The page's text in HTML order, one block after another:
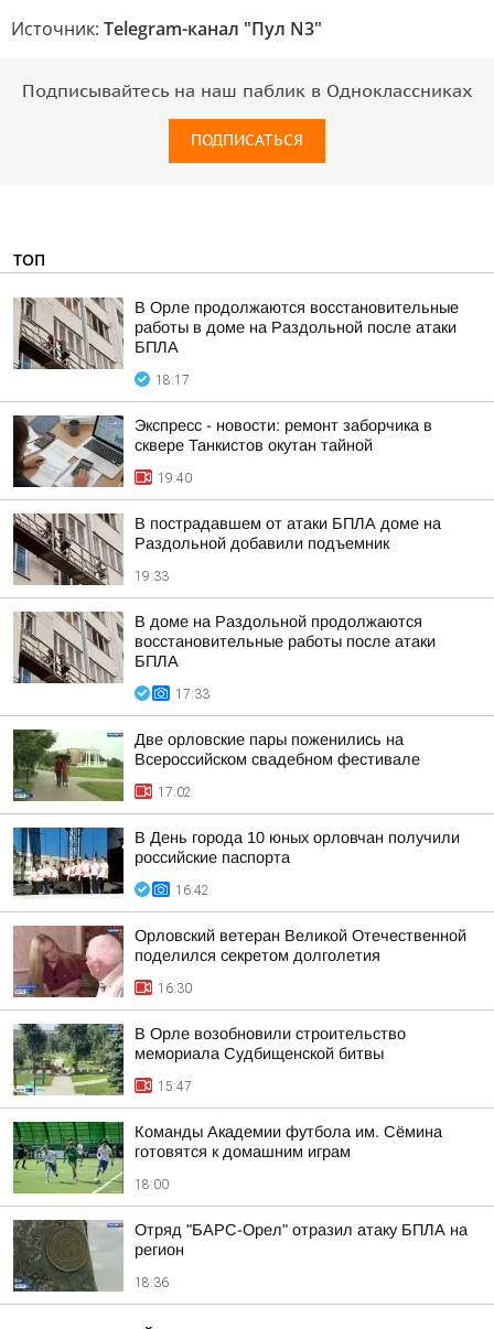
Источник: Telegram-канал "Пул N3"
Подписывайтесь на наш паблик в Одноклассниках
ПОДПИСАТЬСЯ
ТОП
В Орле продолжаются восстановительные
работы в доме на Раздольной после атаки
БПЛА
18:17
Экспресс - новости: ремонт заборчика в
сквере Танкистов окутан тайной
19:40
В пострадавшем от атаки БПЛА доме на
Раздольной добавили подъемник
19:33
В доме на Раздольной продолжаются
восстановительные работы после атаки
БПЛА
17:33
Две орловские пары поженились на
Всероссийском свадебном фестивале
17:02
В День города 10 юных орловчан получили
российские паспорта
16:42
Орловский ветеран Великой Отечественной
поделился секретом долголетия
16:30
В Орле возобновили строительство
мемориала Судбищенской битвы
15:47
Команды Академии футбола им. Сёмина
готовятся к домашним играм
18:00
Отряд "БАРС-Орел" отразил атаку БПЛА на
регион
18:36